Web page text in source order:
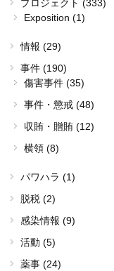
プロジェクト (333)
Exposition (1)
情報 (29)
事件 (190)
傷害事件 (35)
事件・懲戒 (48)
収賄・贈賄 (12)
横領 (8)
パワハラ (1)
脱税 (2)
感染情報 (9)
活動 (5)
薬事 (24)